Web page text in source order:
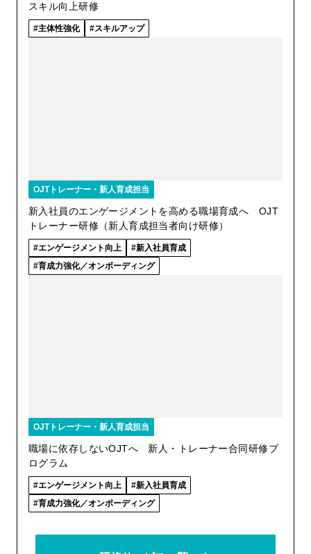
スキル向上研修
主体性強化 スキルアップ
OJTトレーナー・新人育成担当
新入社員のエンゲージメントを高める職場育成へ OJT
トレーナー研修（新人育成担当者向け研修）
エンゲージメント向上
新入社員育成
育成力強化／オンボーディング
OJTトレーナー・新人育成担当
職場に依存しないOJTへ 新人・トレーナー合同研修プ
ログラム
エンゲージメント向上
新入社員育成
育成力強化／オンボーディング